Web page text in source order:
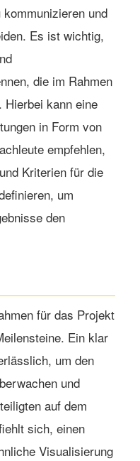
und
Es ist wichtig,
die im Rahmen
kann eine
in Form von
empfehlen,
Kriterien für die
um
den
für das Projekt
Ein klar
um den
und
auf dem
sich, einen
Visualisierung